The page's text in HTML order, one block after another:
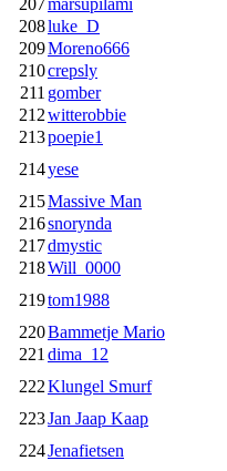
208luke_D
209Moreno666
210crepsly
211 gomber
212witterobbie
213poepie1
214yese
215Massive Man
216snorynda
217dmystic
218Will_0000
219tom1988
220Bammetje Mario
221 dima_12
222Klungel Smurf
223Jan Jaap Kaap
224Jenafietsen